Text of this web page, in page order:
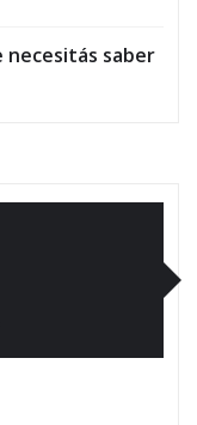
necesitás saber